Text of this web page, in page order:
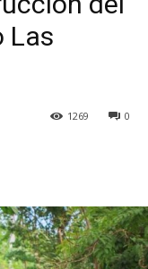
Las
0
1269